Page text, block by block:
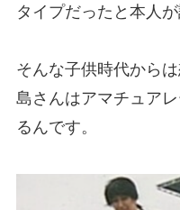
タイプだったと本人が
そんな子供時代から
島さんはアマチュア
るんです。